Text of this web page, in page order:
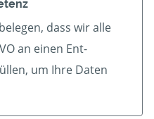
dass wir alle
an einen Ent­
um Ihre Daten